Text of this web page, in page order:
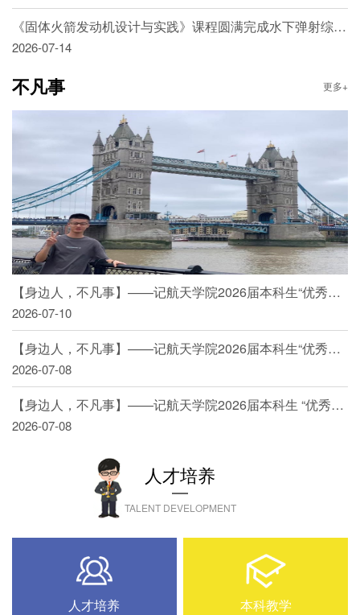
《固体火箭发动机设计与实践》课程圆满完成水下弹射综合试验
2026-07-14
不凡事 更多+
【身边人，不凡事】——记航天学院2026届本科生“优秀毕业生”（五）
2026-07-10
【身边人，不凡事】——记航天学院2026届本科生“优秀毕业生”（四）
2026-07-08
【身边人，不凡事】——记航天学院2026届本科生 “优秀毕业生”（三）
2026-07-08
人才培养
TALENT DEVELOPMENT
人才培养 本科教学